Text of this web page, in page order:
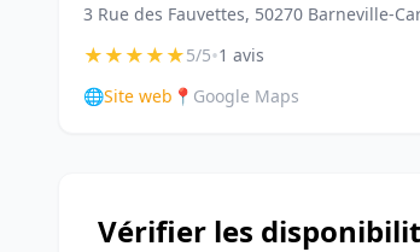
3 Rue des Fauvettes, 50270 Barneville-
★★★★★5/5•1 avis
🌐Site web 📍 Google Maps
Vérifier les